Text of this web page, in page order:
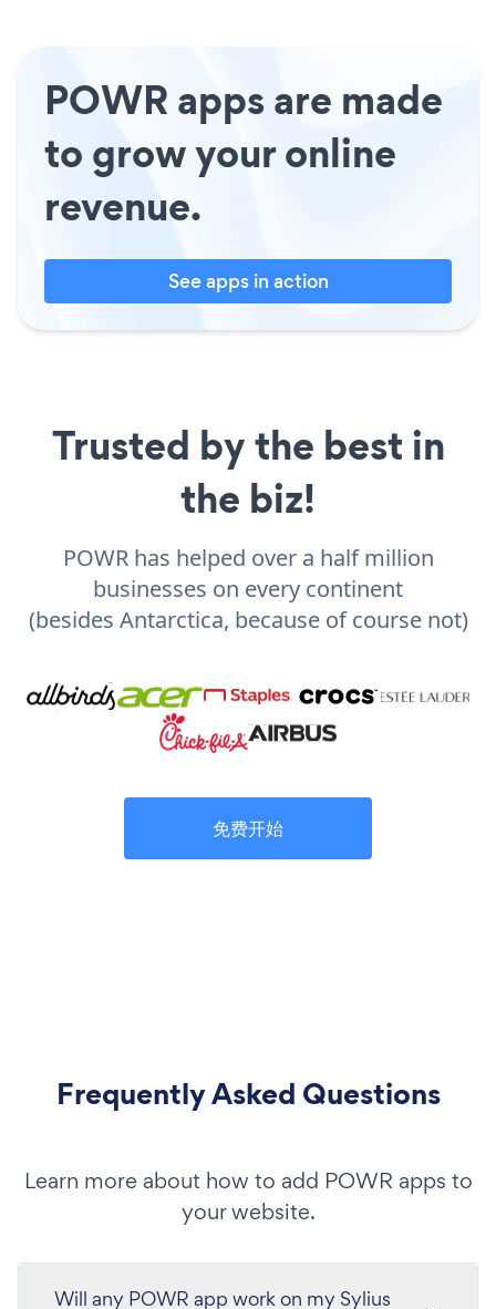
POWR apps are made
to grow your online
revenue.
See apps in action
Trusted by the best in
the biz!
POWR has helped over a half million
businesses on every continent
(besides Antarctica, because of course not)
免费开始
Frequently Asked Questions
Learn more about how to add POWR apps to
your website.
Will any POWR app work on my Sylius